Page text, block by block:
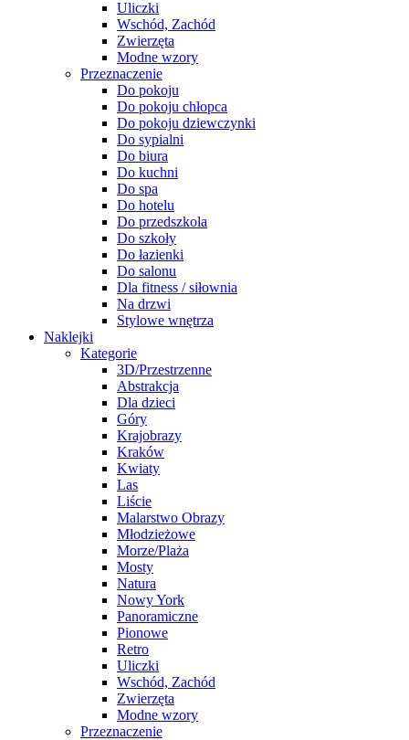
Uliczki
Wschód, Zachód
Zwierzęta
Modne wzory
Przeznaczenie
Do pokoju
Do pokoju chłopca
Do pokoju dziewczynki
Do sypialni
Do biura
Do kuchni
Do spa
Do hotelu
Do przedszkola
Do szkoły
Do łazienki
Do salonu
Dla fitness / siłownia
Na drzwi
Stylowe wnętrza
Naklejki
Kategorie
3D/Przestrzenne
Abstrakcja
Dla dzieci
Góry
Krajobrazy
Kraków
Kwiaty
Las
Liście
Malarstwo Obrazy
Młodzieżowe
Morze/Plaża
Mosty
Natura
Nowy York
Panoramiczne
Pionowe
Retro
Uliczki
Wschód, Zachód
Zwierzęta
Modne wzory
Przeznaczenie